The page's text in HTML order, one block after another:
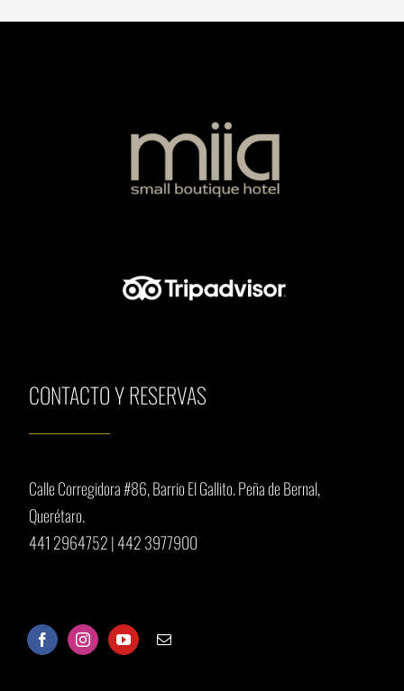
CONTACTO Y RESERVAS
Calle Corregidora #86, Barrio El Gallito.Peña de Bernal,
Querétaro.
441 2964752|442 3977900